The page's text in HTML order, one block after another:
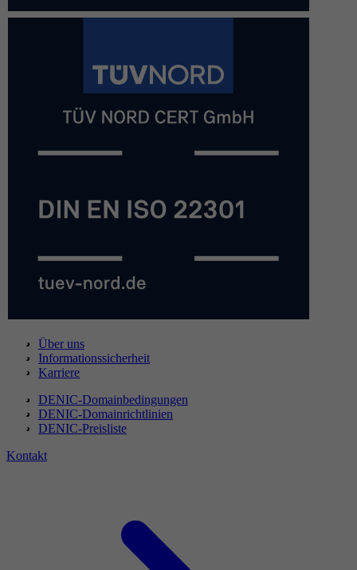
Über uns
Informationssicherheit
Karriere
DENIC-Domainbedingungen
DENIC-Domainrichtlinien
DENIC-Preisliste
Kontakt